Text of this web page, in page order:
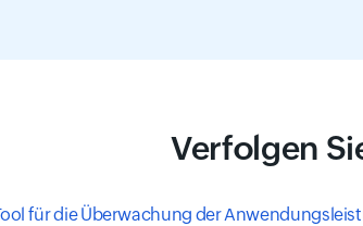
Verfolgen
für die Überwachung der